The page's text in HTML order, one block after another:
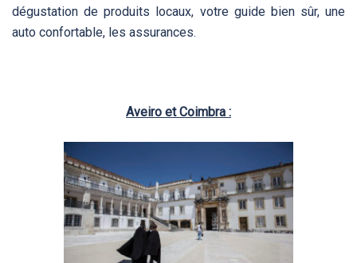
dégustation de produits locaux, votre guide bien sûr, une
auto confortable, les assurances.
Aveiro et Coimbra :